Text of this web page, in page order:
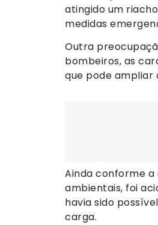
atingido um
medidas
Outra
bombeiros, as
que pode ampliar
Ainda conforme
ambientais, foi
havia sido
carga.